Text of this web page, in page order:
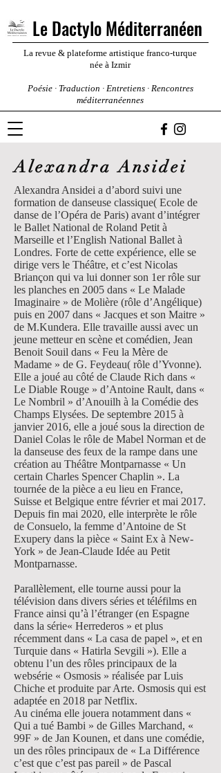
Le Dactylo Méditerranéen
La revue & plateforme artistique franco-turque
née à Izmir
Poésie · Traduction · Entretiens · Rencontres
méditerranéennes
Alexandra Ansidei
Alexandra Ansidei a dʼabord suivi une
formation de danseuse classique( Ecole de
danse de lʼOpéra de Paris) avant dʼintégrer
le Ballet National de Roland Petit à
Marseille et lʼEnglish National Ballet à
Londres. Forte de cette expérience, elle se
dirige vers le Théâtre, et cʼest Nicolas
Briançon qui va lui donner son 1er rôle sur
les planches en 2005 dans « Le Malade
Imaginaire » de Molière (rôle dʼAngélique)
puis en 2007 dans « Jacques et son Maitre »
de M.Kundera. Elle travaille aussi avec un
jeune metteur en scène et comédien, Jean
Benoit Souil dans « Feu la Mère de
Madame » de G. Feydeau( rôle dʼYvonne).
Elle a joué au côté de Claude Rich dans «
Le Diable Rouge » dʼAntoine Rault, dans «
Le Nombril » dʼAnouilh à la Comédie des
Champs Elysées. De septembre 2015 à
janvier 2016, elle a joué sous la direction de
Daniel Colas le rôle de Mabel Norman et de
la danseuse des feux de la rampe dans une
création au Théâtre Montparnasse « Un
certain Charles Spencer Chaplin ». La
tournée de la pièce a eu lieu en France,
Suisse et Belgique entre février et mai 2017.
Depuis fin mai 2020, elle interprète le rôle
de Consuelo, la femme d’Antoine de St
Exupery dans la pièce « Saint Ex à New-
York » de Jean-Claude Idée au Petit
Montparnasse.
Parallèlement, elle tourne aussi pour la
télévision dans divers séries et téléfilms en
France ainsi quʼà lʼétranger (en Espagne
dans la série« Herrederos » et plus
récemment dans « La casa de papel », et en
Turquie dans « Hatirla Sevgili »). Elle a
obtenu lʼun des rôles principaux de la
websérie « Osmosis » réalisée par Luis
Chiche et produite par Arte. Osmosis qui est
adaptée en 2018 par Netflix.
Au cinéma elle jouera notamment dans «
Qui a tué Bambi » de Gilles Marchand, «
99F » de Jan Kounen, et dans une comédie,
un des rôles principaux de « La Différence
cʼest que cʼest pas pareil » de Pascal